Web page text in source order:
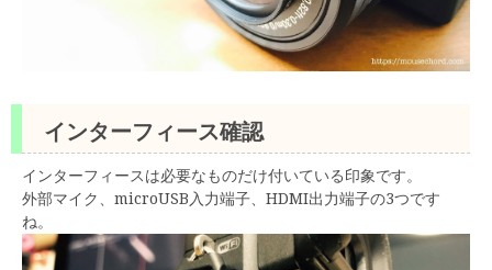
インターフィース確認
インターフィースは必要なものだけ付いている印象です。
外部マイク、microUSB入力端子、HDMI出力端子の3つです
ね。